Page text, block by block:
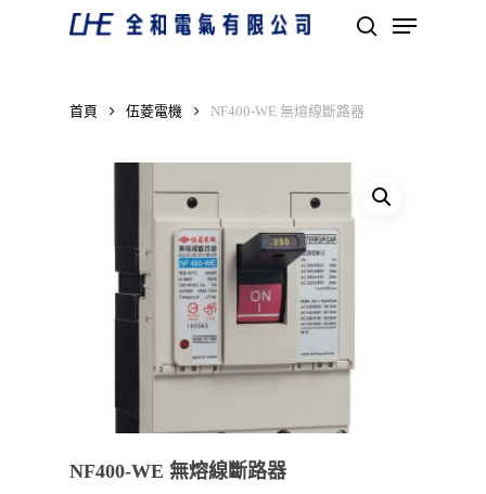
Menu
首頁 伍菱電機 NF400-WE 無熔線斷路器
NF400-WE 無熔線斷路器